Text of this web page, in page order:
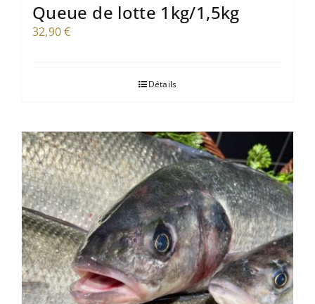
Queue de lotte 1kg/1,5kg
32,90€
Détails